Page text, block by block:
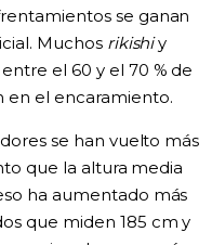
se ganan
Muchos rikishiy
el 60 y el 70 % de
en el encaramiento.
se han vuelto más
que la altura media
ha aumentado más
que miden 185 cm y